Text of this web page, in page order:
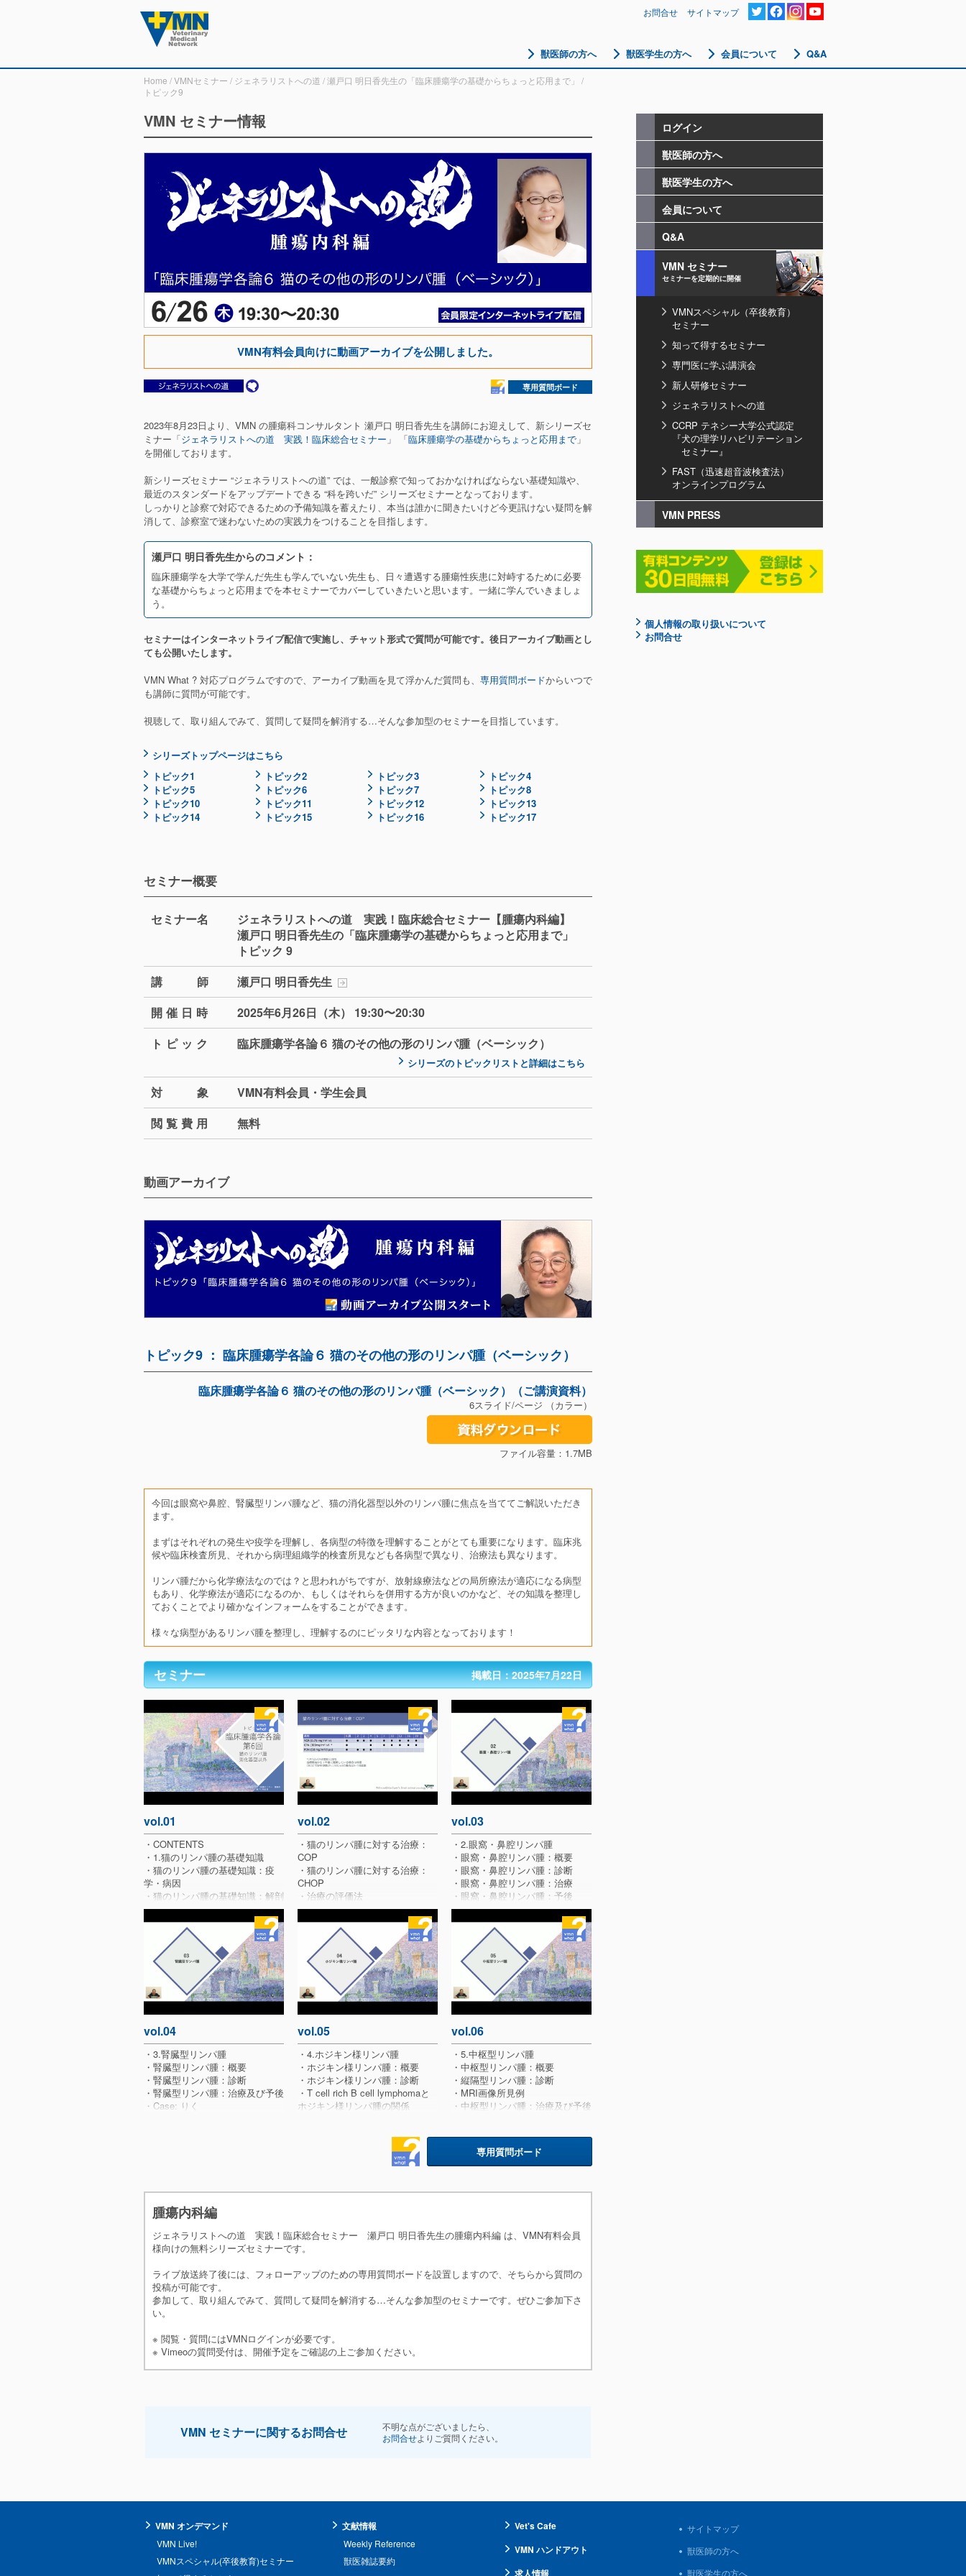
お問合せ サイトマップ
獣医師の方へ 獣医学生の方へ 会員について Q&A
Home /VMNセミナー / ジェネラリストへの道 /瀬戸口 明日香先生の「臨床腫瘍学の基礎からちょっと応用まで」 /
トピック9
ログイン
獣医師の方へ
獣医学生の方へ
会員について
Q&A
VMN セミナー
セミナーを定期的に開催
VMNスペシャル（卒後教育）
セミナー
知って得するセミナー
専門医に学ぶ講演会
新人研修セミナー
ジェネラリストへの道
CCRP テネシー大学公式認定
『犬の理学リハビリテーション
セミナー』
FAST（迅速超音波検査法）
オンラインプログラム
VMN PRESS
個人情報の取り扱いについて
お問合せ
VMN セミナー情報
VMN有料会員向けに動画アーカイブを公開しました。
専用質問ボード
2023年8月23日より、VMN の腫瘍科コンサルタント 瀬戸口 明日香先生を講師にお迎えして、新シリーズセ
ミナー「ジェネラリストへの道 実践！臨床総合セミナー 」 「臨床腫瘍学の基礎からちょっと応用まで」
を開催しております。
新シリーズセミナー “ジェネラリストへの道” では、一般診察で知っておかなければならない基礎知識や、
最近のスタンダードをアップデートできる “科を跨いだ” シリーズセミナーとなっております。
しっかりと診察で対応できるための予備知識を蓄えたり、本当は誰かに聞きたいけど今更訊けない疑問を解
消して、診察室で迷わないための実践力をつけることを目指します。
瀬戸口 明日香先生からのコメント：
臨床腫瘍学を大学で学んだ先生も学んでいない先生も、日々遭遇する腫瘍性疾患に対峙するために必要
な基礎からちょっと応用までを本セミナーでカバーしていきたいと思います。一緒に学んでいきましょ
う。
セミナーはインターネットライブ配信で実施し、チャット形式で質問が可能です。後日アーカイブ動画とし
ても公開いたします。
VMN What ? 対応プログラムですので、アーカイブ動画を見て浮かんだ質問も、 専用質問ボードからいつで
も講師に質問が可能です。
視聴して、取り組んでみて、質問して疑問を解消する…そんな参加型のセミナーを目指しています。
シリーズトップページはこちら
トピック1
トピック2 トピック3
トピック4
トピック5
トピック6 トピック7
トピック8
トピック10
トピック11 トピック12
トピック13
トピック14
トピック15 トピック16 トピック17
セミナー概要
セミナー名
ジェネラリストへの道 実践！臨床総合セミナー【腫瘍内科編】
瀬戸口 明日香先生の「臨床腫瘍学の基礎からちょっと応用まで」
トピック 9
講 師
瀬戸口 明日香先生
開催日 時
2025年6月26日（木） 19:30〜20:30
トピッ ク 臨床腫瘍学各論６ 猫のその他の形のリンパ腫（ベーシック）
シリーズのトピックリストと詳細はこちら
対 象
VMN有料会員・学生会員
閲覧費 用 無料
動画アーカイブ
トピック9 ： 臨床腫瘍学各論６ 猫のその他の形のリンパ腫（ベーシック）
臨床腫瘍学各論６ 猫のその他の形のリンパ腫（ベーシック）（ご講演資料）
6スライド/ページ （カラー）
ファイル容量：1.7MB
今回は眼窩や鼻腔、腎臓型リンパ腫など、猫の消化器型以外のリンパ腫に焦点を当ててご解説いただき
ます。
まずはそれぞれの発生や疫学を理解し、各病型の特徴を理解することがとても重要になります。臨床兆
候や臨床検査所見、それから病理組織学的検査所見なども各病型で異なり、治療法も異なります。
リンパ腫だから化学療法なのでは？と思われがちですが、放射線療法などの局所療法が適応になる病型
もあり、化学療法が適応になるのか、もしくはそれらを併用する方が良いのかなど、その知識を整理し
ておくことでより確かなインフォームをすることができます。
様々な病型があるリンパ腫を整理し、理解するのにピッタリな内容となっております！
セミナー 掲載日：2025年7月22日
vol.01
・CONTENTS
・1.猫のリンパ腫の基礎知識
・猫のリンパ腫の基礎知識：疫
学・病因
・猫のリンパ腫の基礎知識：解剖
学的分類
・病型ごとの発生率の推移
・猫のリンパ腫の基礎知識：臨床
ステージング
・B細胞性リンパ系腫瘍
・T/NK細胞性リンパ系腫瘍
・猫のリンパ腫の基礎知識：一般
的な病型とその特徴
・日本における発生率と病型ごと
の特徴
・病型による生存期間の違い (過
去の報告 vs 日本の報告)
vol.02
・猫のリンパ腫に対する治療：
COP
・猫のリンパ腫に対する治療：
CHOP
・治療の評価法
・有害事象評価 VCOG -CTCAE
・治療における犬と猫の違い
・猫のリンパ腫における予後因子
vol.03
・2.眼窩・鼻腔リンパ腫
・眼窩・鼻腔リンパ腫：概要
・眼窩・鼻腔リンパ腫：診断
・眼窩・鼻腔リンパ腫：治療
・眼窩・鼻腔リンパ腫：予後
・Case: シロ
・CT検査
・病理組織学的検査 ＆ PARR
・治療及び経過
vol.04
・3.腎臓型リンパ腫
・腎臓型リンパ腫：概要
・腎臓型リンパ腫：診断
・腎臓型リンパ腫：治療及び予後
・Case: りく
vol.05
・4.ホジキン様リンパ腫
・ホジキン様リンパ腫：概要
・ホジキン様リンパ腫：診断
・T cell rich B cell lymphomaと
ホジキン様リンパ腫の関係
vol.06
・5.中枢型リンパ腫
・中枢型リンパ腫：概要
・縦隔型リンパ腫：診断
・MRI画像所見例
・中枢型リンパ腫：治療及び予後
・Topics: 若齢のリンパ腫は予後
が良い？
・Case: TEN
・節外型リンパ腫の猫の治療反応
・病型別の生存曲線
まとめ
専用質問ボード
腫瘍内科編
ジェネラリストへの道 実践！臨床総合セミナー 瀬戸口 明日香先生の腫瘍内科編 は、VMN有料会員
様向けの無料シリーズセミナーです。
ライブ放送終了後には、フォローアップのための専用質問ボードを設置しますので、そちらから質問の
投稿が可能です。
参加して、取り組んでみて、質問して疑問を解消する…そんな参加型のセミナーです。ぜひご参加下さ
い。
※ 閲覧・質問にはVMNログインが必要です。
※ Vimeoの質問受付は、開催予定をご確認の上ご参加ください。
VMN セミナーに関するお問合せ
不明な点がございましたら、
お問合せよりご質問ください。
VMN オンデマンド
VMN Live!
VMNスペシャル(卒後教育)セミナー
文献情報
Weekly Reference
獣医雑誌要約
Vet's Cafe
VMN ハンドアウト
求人情報
サイトマップ
獣医師の方へ
獣医学生の方へ